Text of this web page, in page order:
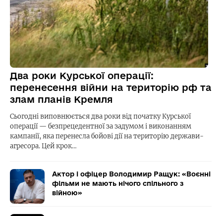
Два роки Курської операції:
перенесення війни на територію рф та
злам планів Кремля
Сьогодні виповнюється два роки від початку Курської
операції — безпрецедентної за задумом і виконанням
кампанії, яка перенесла бойові дії на територію держави-
агресора. Цей крок…
Актор і офіцер Володимир Ращук: «Воєнні
фільми не мають нічого спільного з
війною»